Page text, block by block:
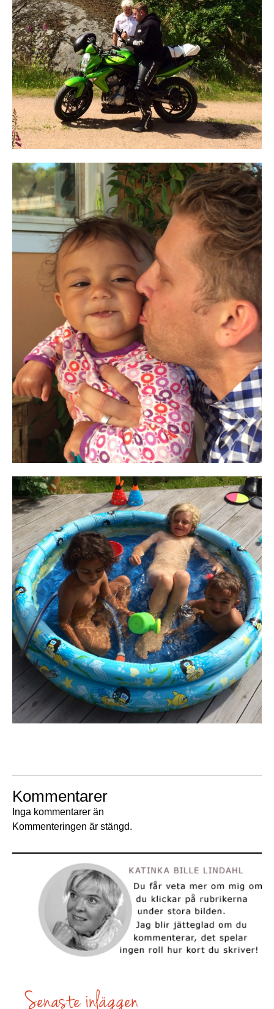
Kommentarer
Inga kommentarer än
Kommenteringen är stängd.